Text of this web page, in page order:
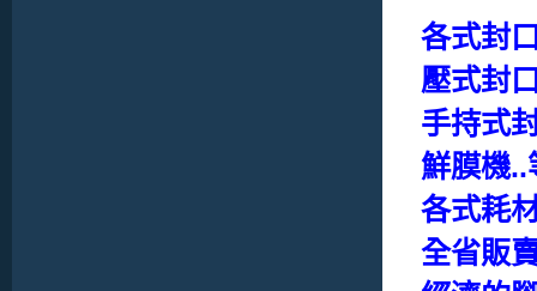
各式封
壓式封
手持式
鮮膜機..
各式耗
全省販